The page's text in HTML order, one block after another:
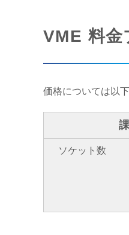
VME 料金
価格については以
ソケット数